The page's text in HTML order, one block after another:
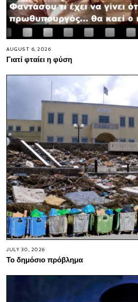
AUGUST 6, 2026
Γιατί φταίει η φύση
JULY 30, 2026
Το δημόσιο πρόβλημα